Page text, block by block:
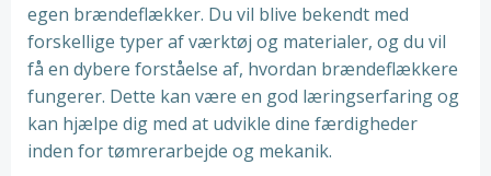
egen brændeflækker. Du vil blive bekendt med
forskellige typer af værktøj og materialer, og du vil
få en dybere forståelse af, hvordan brændeflækkere
fungerer. Dette kan være en god læringserfaring og
kan hjælpe dig med at udvikle dine færdigheder
inden for tømrerarbejde og mekanik.